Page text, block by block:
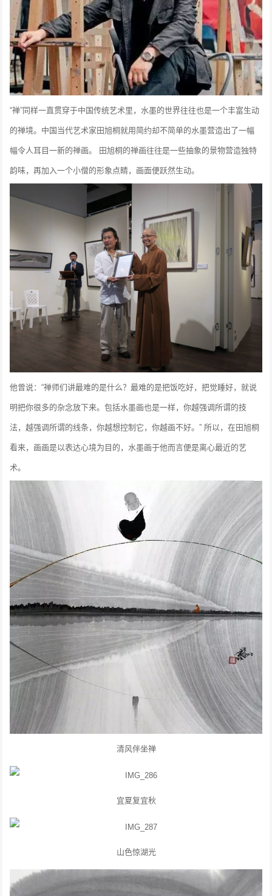
“禅”同样一直贯穿于中国传统艺术里，水墨的世界往往也是一个丰富生动
的禅境。中国当代艺术家田旭桐就用简约却不简单的水墨营造出了一幅
幅令人耳目一新的禅画。 田旭桐的禅画往往是一些抽象的景物营造独特
韵味，再加入一个小僧的形象点睛，画面便跃然生动。
他曾说：“禅师们讲最难的是什么？最难的是把饭吃好，把觉睡好，就说
明把你很多的杂念放下来。包括水墨画也是一样，你越强调所谓的技
法，越强调所谓的线条，你越想控制它，你越画不好。” 所以，在田旭桐
看来，画画是以表达心境为目的，水墨画于他而言便是离心最近的艺
术。
清风伴坐禅
宜夏复宜秋
山色惊湖光